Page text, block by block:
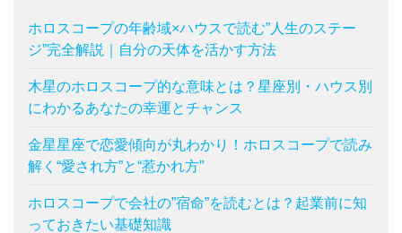
ホロスコープの年齢域×ハウスで読む”人生のステー
ジ”完全解説｜自分の天体を活かす方法
木星のホロスコープ的な意味とは？星座別・ハウス別
にわかるあなたの幸運とチャンス
金星星座で恋愛傾向が丸わかり！ホロスコープで読み
解く“愛され方”と“惹かれ方”
ホロスコープで会社の”宿命”を読むとは？起業前に知
っておきたい基礎知識